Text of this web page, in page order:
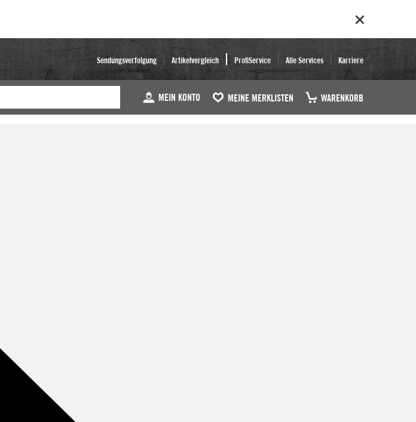
Sendungsverfolgung Artikelvergleich ProfiService Alle Services Karriere
MEIN KONTO MEINE MERKLISTEN WARENKORB